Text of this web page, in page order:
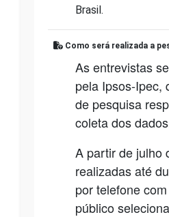
Brasil.
Como será realizada a
As entrevistas
pela Ipsos-Ipec,
de pesquisa
coleta dos dados
A partir de julho
realizadas até
por telefone
público